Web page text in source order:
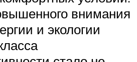
внимания
и экологии